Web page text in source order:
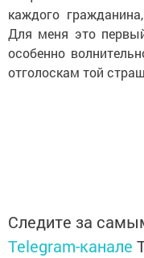
каждого
Для меня это
особенно
отголоскам той
Следите за
Telegram-канале